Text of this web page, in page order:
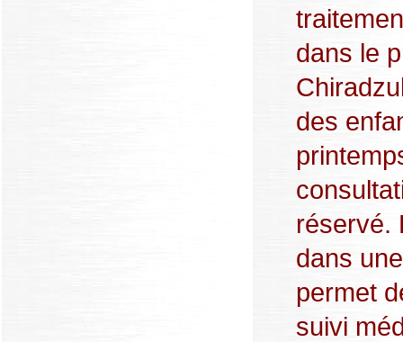
dans le
des
réservé.
dans
permet
suivi